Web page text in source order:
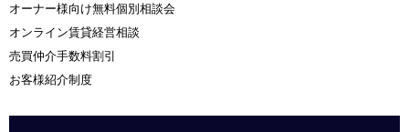
オーナー様向け無料個別相談会
オンライン賃貸経営相談
売買仲介手数料割引
お客様紹介制度